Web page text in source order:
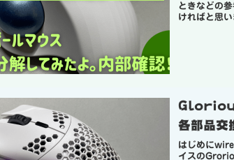
ときなどの
ければと思
各部品交
はじめに
イスの